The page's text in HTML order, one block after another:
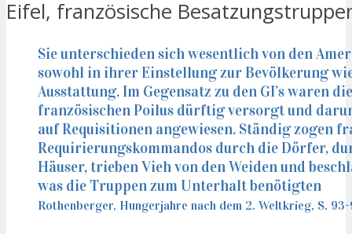
Eifel, französische
Sie unterschieden sich wesentlich von den
sowohl in ihrer Einstellung zur Bevölkerung
Ausstattung. Im Gegensatz zu den GI’s waren die
französischen Poilus dürftig versorgt und
auf Requisitionen angewiesen. Ständig zogen
Requirierungskommandos durch die Dörfer,
Häuser, trieben Vieh von den Weiden und
was die Truppen zum Unterhalt benötigten
Rothenberger, Hungerjahre nach dem 2. Weltkrieg, S.